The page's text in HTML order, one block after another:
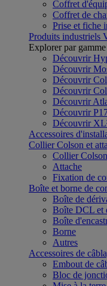
Coffret
Coffret de
Prise et fiche
Produits industriels
Explorer par gamme
Découvrir
Découvrir
Découvrir
Découvrir
Découvrir
Découvrir
Découvrir
Accessoires
Collier Colson et
Collier Colson
Attache
Fixation de
Boîte et borne de
Boîte de
Boîte DCL et
Boîte
Borne
Autres
Accessoires de
Embout de
Bloc de